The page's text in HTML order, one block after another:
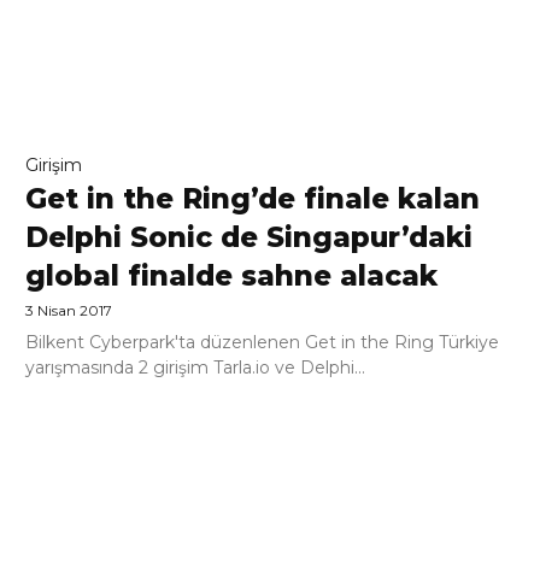
Girişim
Get in the Ring’de finale kalan
Delphi Sonic de Singapur’daki
global finalde sahne alacak
3 Nisan 2017
Bilkent Cyberpark'ta düzenlenen Get in the Ring Türkiye
yarışmasında 2 girişim Tarla.io ve Delphi...